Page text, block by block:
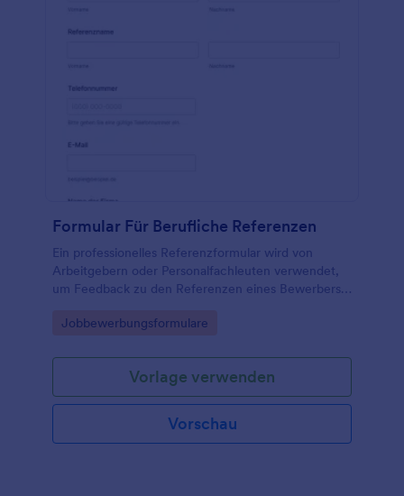
Formular Für Berufliche Referenzen
Ein professionelles Referenzformular wird von
Arbeitgebern oder Personalfachleuten verwendet,
um Feedback zu den Referenzen eines Bewerbers
Go to Category:
Jobbewerbungsformulare
Vorlage verwenden
Vorschau